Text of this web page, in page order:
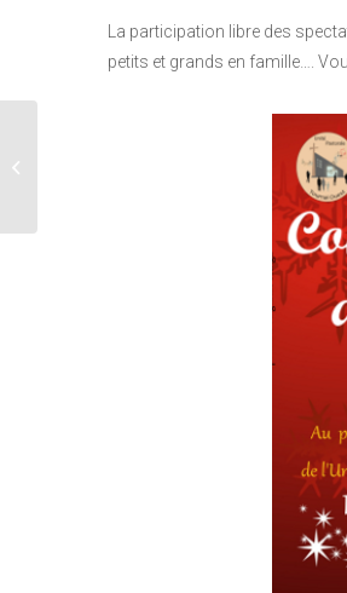
La participation libre des
petits et grands en famille….